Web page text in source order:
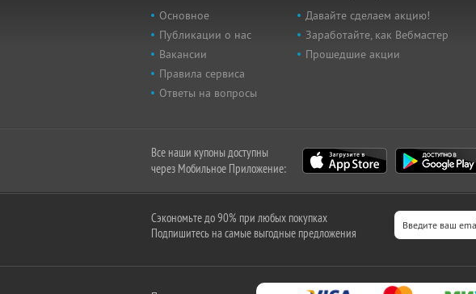
Основное
Публикации о нас
Вакансии
Правила сервиса
Ответы на вопросы
Давайте сделаем акцию!
Заработайте, как Вебмастер
Прошедшие акции
Все наши купоны доступны
через Мобильное Приложение:
Сэкономьте до 90% при любых покупках
Подпишитесь на самые выгодные предложения